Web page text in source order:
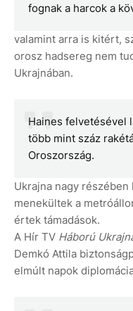
fognak a harcok a
valamint arra is kitért,
orosz hadsereg nem
Ukrajnában.
Haines felvetésével
több mint száz
Oroszország.
Ukrajna nagy
menekültek a
értek támadások.
A Hír TV Háború
Demkó Attila
elmúlt napok